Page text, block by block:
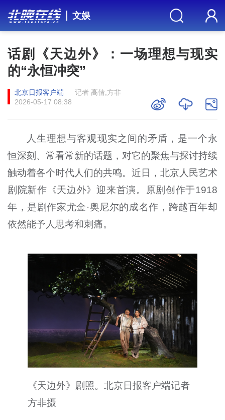
文娱
话剧《天边外》：一场理想与现实
的“永恒冲突”
北京日报客户端
记者 高倩,方非
2026-05-17 08:38
人生理想与客观现实之间的矛盾，是一个永
恒深刻、常看常新的话题，对它的聚焦与探讨持续
触动着各个时代人们的共鸣。近日，北京人民艺术
剧院新作《天边外》迎来首演。原剧创作于1918
年，是剧作家尤金·奥尼尔的成名作，跨越百年却
依然能予人思考和刺痛。
《天边外》剧照。北京日报客户端记者
方非摄